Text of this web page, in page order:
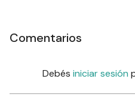
Comentarios
Debés iniciar sesión